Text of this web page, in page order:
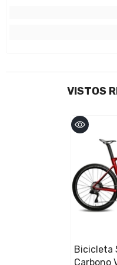
VISTOS
Bicicleta
Carbono